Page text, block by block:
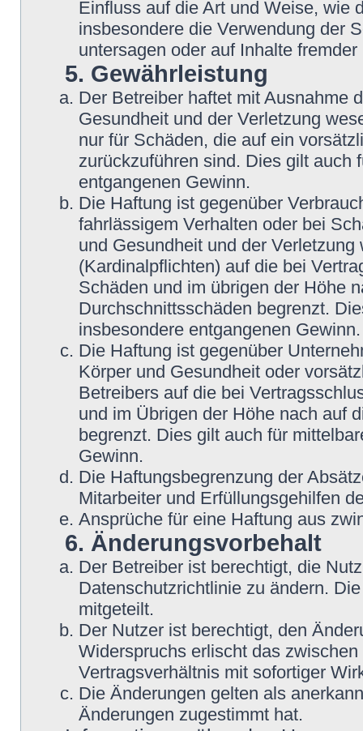
Einfluss auf die Art und Weise, wie
insbesondere die Verwendung der
untersagen oder auf Inhalte
5. Gewährleistung
Der Betreiber haftet mit Ausnahme
Gesundheit und der Verletzung
nur für Schäden, die auf ein
zurückzuführen sind. Dies gilt auch
entgangenen Gewinn.
Die Haftung ist gegenüber
fahrlässigem Verhalten oder bei
und Gesundheit und der
(Kardinalpflichten) auf die bei
Schäden und im übrigen der Höhe
Durchschnittsschäden begrenzt.
insbesondere entgangenen Gewinn.
Die Haftung ist gegenüber
Körper und Gesundheit oder
Betreibers auf die bei
und im Übrigen der Höhe nach auf
begrenzt. Dies gilt auch für
Gewinn.
Die Haftungsbegrenzung der
Mitarbeiter und Erfüllungsgehilfen
Ansprüche für eine Haftung aus
6. Änderungsvorbehalt
Der Betreiber ist berechtigt, die
Datenschutzrichtlinie zu ändern.
mitgeteilt.
Der Nutzer ist berechtigt, den
Widerspruchs erlischt das
Vertragsverhältnis mit sofortiger
Die Änderungen gelten als
Änderungen zugestimmt hat.